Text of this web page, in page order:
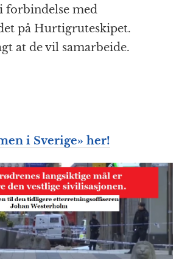
forbindelse med
på Hurtigruteskipet.
at de vil samarbeide.
i Sverige» her!